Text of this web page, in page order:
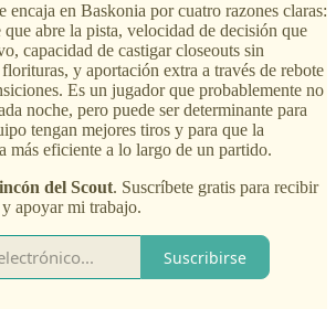
encaja en Baskonia por cuatro razones claras:
que abre la pista, velocidad de decisión que
capacidad de castigar closeouts sin
y aportación extra a través de rebote
Es un jugador que probablemente no
noche, pero puede ser determinante para
tengan mejores tiros y para que la
más eficiente a lo largo de un partido.
del Scout. Suscríbete gratis para recibir
apoyar mi trabajo.
Suscribirse